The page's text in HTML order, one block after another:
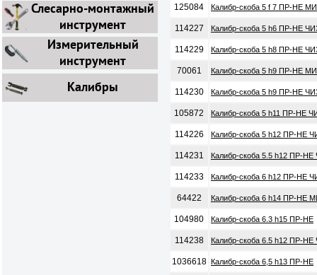
Слесарно-монтажный
инструмент
Измерительный
инструмент
Калибры
125084 Калибр-скоба 5 f 7 ПР-НЕ
114227 Калибр-скоба 5 h6 ПР-НЕ
114229 Калибр-скоба 5 h8 ПР-НЕ
70061 Калибр-скоба 5 h9 ПР-НЕ
114230 Калибр-скоба 5 h9 ПР-НЕ
105872 Калибр-скоба 5 h11 ПР-НЕ
114226 Калибр-скоба 5 h12 ПР-НЕ
114231 Калибр-скоба 5.5 h12 ПР-НЕ
114233 Калибр-скоба 6 h12 ПР-НЕ
64422 Калибр-скоба 6 h14 ПР-НЕ
104980 Калибр-скоба 6.3 h15 ПР-НЕ
114238 Калибр-скоба 6.5 h12 ПР-НЕ
1036618 Калибр-скоба 6,5 h13 ПР-НЕ